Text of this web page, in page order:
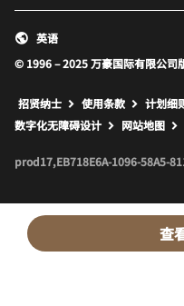
查
© 1996 – 2025 万豪国际有限公司
英语
招贤纳士 使用条款 计划细
数字化无障碍设计
网站地图
prod17,EB718E6A-1096-58A5-